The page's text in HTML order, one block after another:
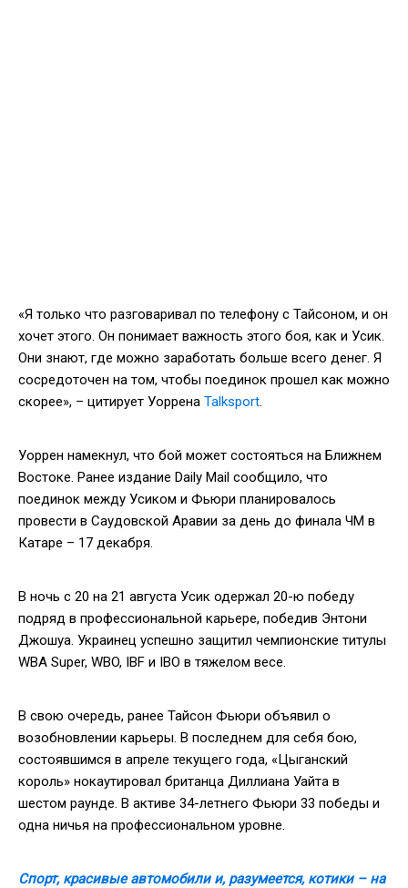
«Я только что разговаривал по телефону с Тайсоном, и он
хочет этого. Он понимает важность этого боя, как и Усик.
Они знают, где можно заработать больше всего денег. Я
сосредоточен на том, чтобы поединок прошел как можно
скорее», – цитирует Уоррена Talksport.
Уоррен намекнул, что бой может состояться на Ближнем
Востоке. Ранее издание Daily Mail сообщило, что
поединок между Усиком и Фьюри планировалось
провести в Саудовской Аравии за день до финала ЧМ в
Катаре – 17 декабря.
В ночь с 20 на 21 августа Усик одержал 20-ю победу
подряд в профессиональной карьере, победив Энтони
Джошуа. Украинец успешно защитил чемпионские титулы
WBA Super, WBO, IBF и IBO в тяжелом весе.
В свою очередь, ранее Тайсон Фьюри объявил о
возобновлении карьеры. В последнем для себя бою,
состоявшимся в апреле текущего года, «Цыганский
король» нокаутировал британца Диллиана Уайта в
шестом раунде. В активе 34-летнего Фьюри 33 победы и
одна ничья на профессиональном уровне.
Спорт, красивые автомобили и, разумеется, котики – на